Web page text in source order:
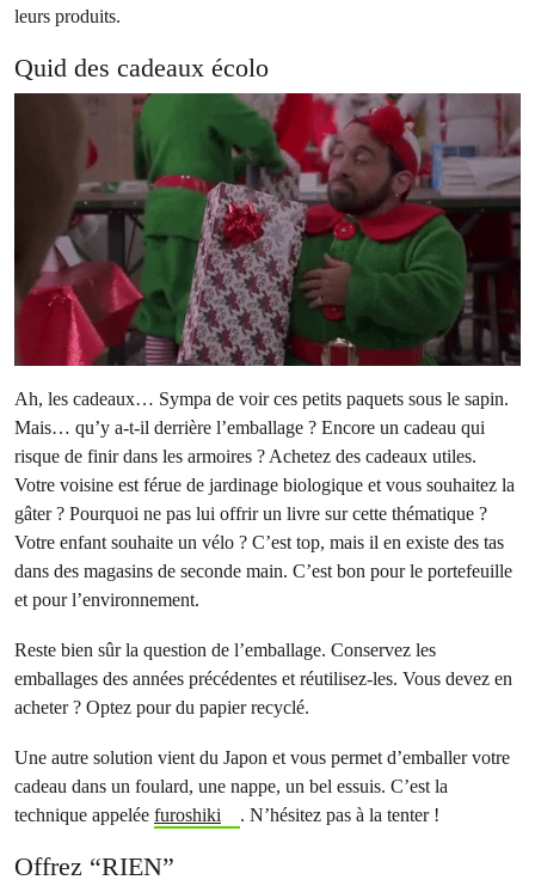
leurs produits.
Quid des cadeaux écolo
Ah, les cadeaux… Sympa de voir ces petits paquets sous le sapin.
Mais… qu’y a-t-il derrière l’emballage ? Encore un cadeau qui
risque de finir dans les armoires ? Achetez des cadeaux utiles.
Votre voisine est férue de jardinage biologique et vous souhaitez la
gâter ? Pourquoi ne pas lui offrir un livre sur cette thématique ?
Votre enfant souhaite un vélo ? C’est top, mais il en existe des tas
dans des magasins de seconde main. C’est bon pour le portefeuille
et pour l’environnement.
Reste bien sûr la question de l’emballage. Conservez les
emballages des années précédentes et réutilisez-les. Vous devez en
acheter ? Optez pour du papier recyclé.
Une autre solution vient du Japon et vous permet d’emballer votre
cadeau dans un foulard, une nappe, un bel essuis. C’est la
technique appelée furoshiki . N’hésitez pas à la tenter !
Offrez “RIEN”